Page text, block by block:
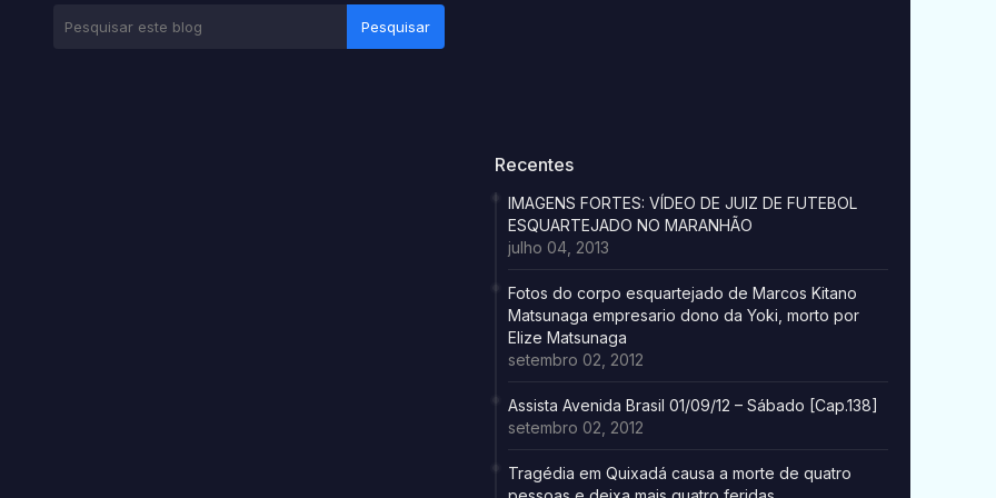
Recentes
IMAGENS FORTES: VÍDEO DE JUIZ DE FUTEBOL
ESQUARTEJADO NO MARANHÃO
julho 04, 2013
Fotos do corpo esquartejado de Marcos Kitano
Matsunaga empresario dono da Yoki, morto por
Elize Matsunaga
setembro 02, 2012
Assista Avenida Brasil 01/09/12 – Sábado [Cap.138]
setembro 02, 2012
Tragédia em Quixadá causa a morte de quatro